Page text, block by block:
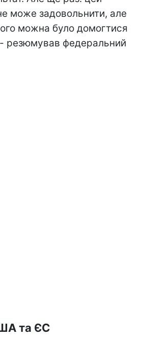
може задовольнити, але
можна було домогтися
- резюмував федеральний
та ЄС